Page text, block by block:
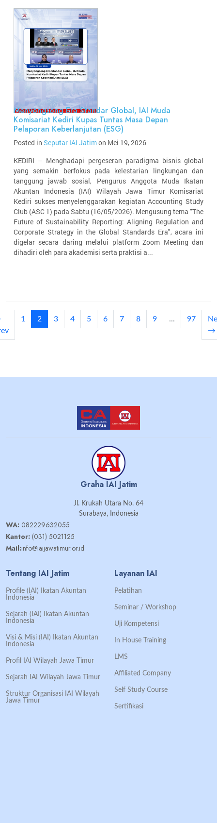
Menyongsong Era Standar Global, IAI Muda
Komisariat Kediri Kupas Tuntas Masa Depan
Pelaporan Keberlanjutan (ESG)
Posted in Seputar IAI Jatimon Mei 19, 2026
KEDIRI – Menghadapi pergeseran paradigma bisnis global
yang semakin berfokus pada kelestarian lingkungan dan
tanggung jawab sosial, Pengurus Anggota Muda Ikatan
Akuntan Indonesia (IAI) Wilayah Jawa Timur Komisariat
Kediri sukses menyelenggarakan kegiatan Accounting Study
Club (ASC 1) pada Sabtu (16/05/2026). Mengusung tema "The
Future of Sustainability Reporting: Aligning Regulation and
Corporate Strategy in the Global Standards Era", acara ini
digelar secara daring melalui platform Zoom Meeting dan
dihadiri oleh para akademisi serta praktisi a...
1 2(current)
3 4 5 6 7 8 9 ... 97
→
Graha IAI Jatim
Jl. Krukah Utara No. 64
Surabaya, Indonesia
WA: 082229632055
Kantor: (031) 5021125
Mail:info@iaijawatimur.or.id
Tentang IAI Jatim
Profile (IAI) Ikatan Akuntan
Indonesia
Sejarah (IAI) Ikatan Akuntan
Indonesia
Visi & Misi (IAI) Ikatan Akuntan
Indonesia
Profil IAI Wilayah Jawa Timur
Sejarah IAI Wilayah Jawa Timur
Struktur Organisasi IAI Wilayah
Jawa Timur
Layanan IAI
Pelatihan
Seminar / Workshop
Uji Kompetensi
In House Training
LMS
Affiliated Company
Self Study Course
Sertifikasi